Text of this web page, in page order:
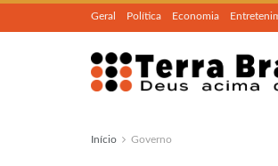
Geral Política Economia
Início Governo